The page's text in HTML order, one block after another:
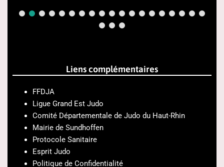
Liens complémentaires
FFDJA
Ligue Grand Est Judo
Comité Départementale de Judo du Haut-Rhin
Mairie de Sundhoffen
Protocole Sanitaire
Esprit Judo
Politique de Confidentialité